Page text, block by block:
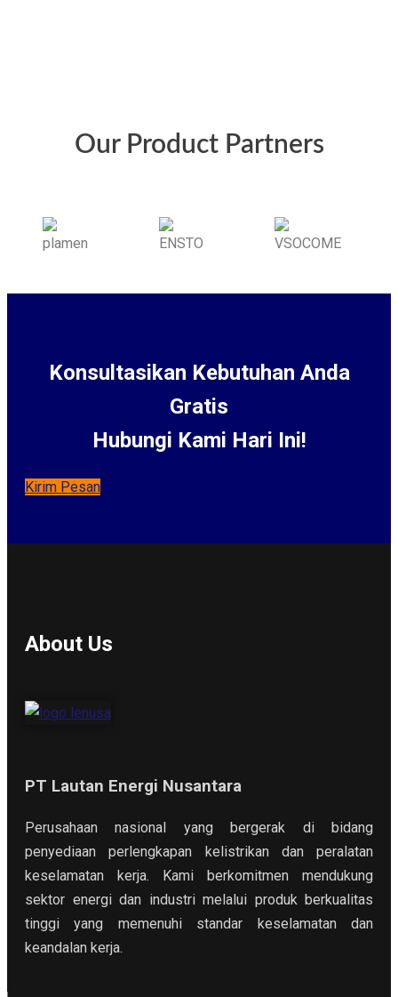
Our Product Partners
Konsultasikan Kebutuhan Anda
Gratis
Hubungi Kami Hari Ini!
Kirim Pesan
About Us
PT Lautan Energi Nusantara
Perusahaan nasional yang bergerak di bidang
penyediaan perlengkapan kelistrikan dan peralatan
keselamatan kerja. Kami berkomitmen mendukung
sektor energi dan industri melalui produk berkualitas
tinggi yang memenuhi standar keselamatan dan
keandalan kerja.